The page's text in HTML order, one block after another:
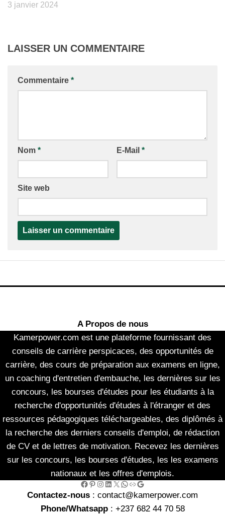
3 janvier 2024
LAISSER UN COMMENTAIRE
Commentaire *
Nom * E-Mail *
Site web
A Propos de nous
Kamerpower.com est une plateforme fournissant des
conseils de carrière perspicaces, des opportunités de
carrière, des cours de préparation aux examens en ligne,
un coaching d'entretien d'embauche, les dernières sur les
concours, les bourses d'études pour les étudiants à la
recherche d'opportunités d'études à l'étranger et des
ressources pédagogiques téléchargeables, des diplômés à
la recherche des derniers conseils d'emploi, de rédaction
de CV et de lettres de motivation. Recevez les dernières
sur les concours, les bourses d'études, les les examens
nationaux et les offres d'emplois.
Facebook Pinterest Instagram LinkedIn X WhatsApp Link Google
Contactez-nous : contact@kamerpower.com
Phone/Whatsapp: +237 682 44 70 58